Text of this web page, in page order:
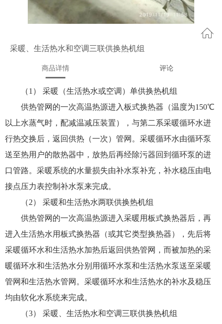
采暖、生活热水和空调三联供换热机组
商品详情 评论
（1 ） 采暖（生活热水或空调） 单供换热机组
供热管网的一次高温热源进入板式换热器（温度为150℃
以上水蒸气时，配减温减压装置），与第二系采暖循环水进
行热交换后，返回供热（一次）管网。采暖循环水由循环泵
送至热用户的散热器中，放热后再经除污器回到循环泵的进
口管路。采暖系统的水量损失由补水泵补充，补水稳压由电
接点压力表控制补水泵来完成。
（2）
采暖和生活热水两联供换热机组
供热管网的一次高温热源进入采暖用板式换热器后，再
进入生活热水用板式换热器（或其它类型换热器），先后将
采暖循环水和生活热水加热后返回供热管网，而被加热的采
暖循环水和生活热水分别用循环水泵和生活热水泵送至采暖
管网和生活热水管网。采暖循环水和生活热水的补水及稳压
均由软化水系统来完成。
（3）
采暖、生活热水和空调三联供换热机组